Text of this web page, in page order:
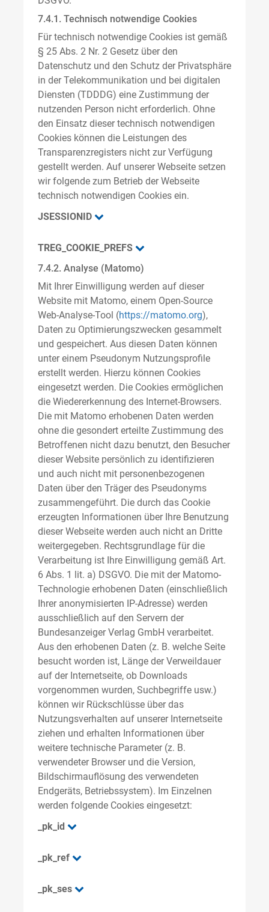
7.4.1. Technisch notwendige Cookies
Für technisch notwendige Cookies ist gemäß
§ 25 Abs. 2 Nr. 2 Gesetz über den
Datenschutz und den Schutz der Privatsphäre
in der Telekommunikation und bei digitalen
Diensten (TDDDG) eine Zustimmung der
nutzenden Person nicht erforderlich. Ohne
den Einsatz dieser technisch notwendigen
Cookies können die Leistungen des
Transparenzregisters nicht zur Verfügung
gestellt werden. Auf unserer Webseite setzen
wir folgende zum Betrieb der Webseite
technisch notwendigen Cookies ein.
JSESSIONID
TREG_COOKIE_PREFS
7.4.2. Analyse (Matomo)
Mit Ihrer Einwilligung werden auf dieser
Website mit Matomo, einem Open-Source
Web-Analyse-Tool (https://matomo.org),
Daten zu Optimierungszwecken gesammelt
und gespeichert. Aus diesen Daten können
unter einem Pseudonym Nutzungsprofile
erstellt werden. Hierzu können Cookies
eingesetzt werden. Die Cookies ermöglichen
die Wiedererkennung des Internet-Browsers.
Die mit Matomo erhobenen Daten werden
ohne die gesondert erteilte Zustimmung des
Betroffenen nicht dazu benutzt, den Besucher
dieser Website persönlich zu identifizieren
und auch nicht mit personenbezogenen
Daten über den Träger des Pseudonyms
zusammengeführt. Die durch das Cookie
erzeugten Informationen über Ihre Benutzung
dieser Webseite werden auch nicht an Dritte
weitergegeben. Rechtsgrundlage für die
Verarbeitung ist Ihre Einwilligung gemäß Art.
6 Abs. 1 lit. a) DSGVO. Die mit der Matomo-
Technologie erhobenen Daten (einschließlich
Ihrer anonymisierten IP-Adresse) werden
ausschließlich auf den Servern der
Bundesanzeiger Verlag GmbH verarbeitet.
Aus den erhobenen Daten (z. B. welche Seite
besucht worden ist, Länge der Verweildauer
auf der Internetseite, ob Downloads
vorgenommen wurden, Suchbegriffe usw.)
können wir Rückschlüsse über das
Nutzungsverhalten auf unserer Internetseite
ziehen und erhalten Informationen über
weitere technische Parameter (z. B.
verwendeter Browser und die Version,
Bildschirmauflösung des verwendeten
Endgeräts, Betriebssystem). Im Einzelnen
werden folgende Cookies eingesetzt:
_pk_id
_pk_ref
_pk_ses